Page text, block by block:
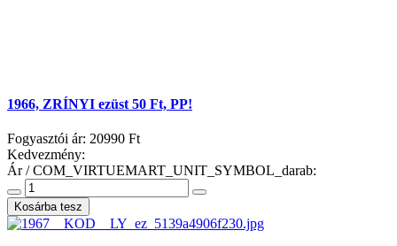
1966, ZRÍNYI ezüst 50 Ft, PP!
Fogyasztói ár: 20990 Ft
Kedvezmény:
Ár / COM_VIRTUEMART_UNIT_SYMBOL_darab: